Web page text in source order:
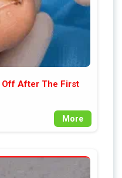
Off After The First
More